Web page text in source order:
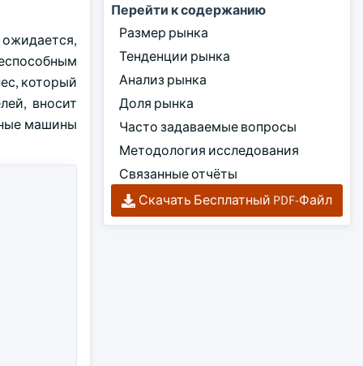
который
вносит
машины
Перейти к содержанию
Размер рынка
Тенденции рынка
Анализ рынка
Доля рынка
Часто задаваемые вопросы
Методология исследования
Связанные отчёты
Скачать Бесплатный PDF-Файл